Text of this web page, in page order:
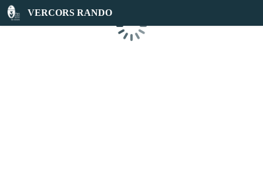
VERCORS RANDO
Chargement